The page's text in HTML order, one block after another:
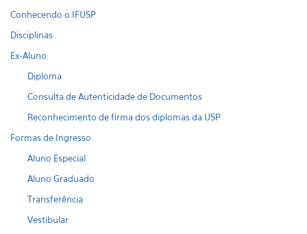
Conhecendo o IFUSP
Disciplinas
Ex-Aluno
Diploma
Consulta de Autenticidade de Documentos
Reconhecimento de firma dos diplomas da USP
Formas de Ingresso
Aluno Especial
Aluno Graduado
Transferência
Vestibular